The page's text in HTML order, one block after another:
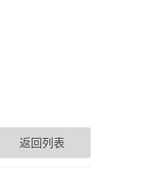
返回列表